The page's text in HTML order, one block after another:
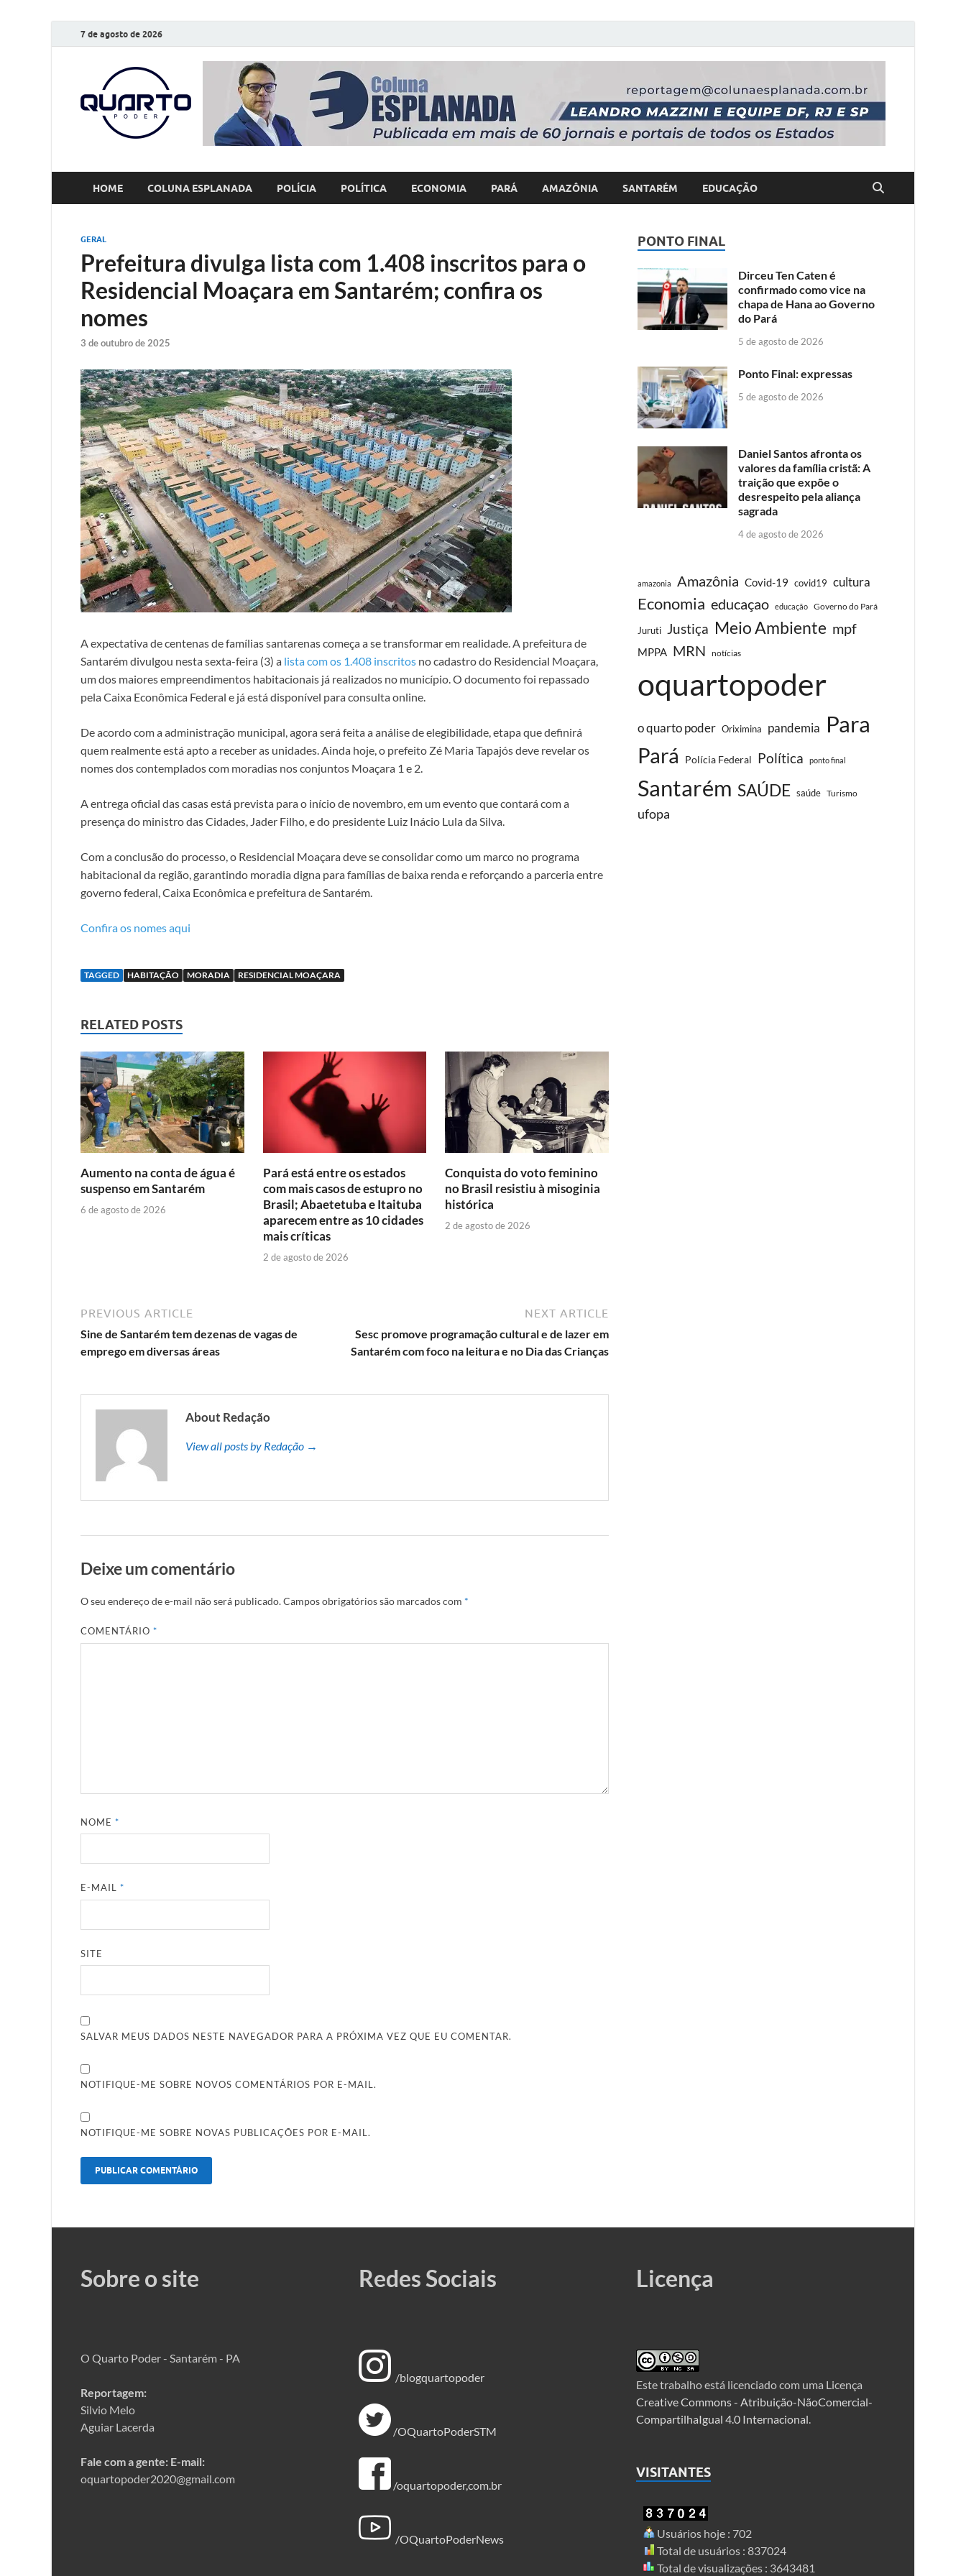
7 de agosto de 2026
O Quarto Poder
Notícias todos os dias
HOME COLUNA ESPLANADA POLÍCIA POLÍTICA ECONOMIA PARÁ AMAZÔNIA SANTARÉM EDUCAÇÃO
GERAL
Prefeitura divulga lista com 1.408 inscritos para o
Residencial Moaçara em Santarém; confira os
nomes
3 de outubro de 2025
A expectativa de centenas de famílias santarenas começa a se transformar em realidade. A prefeitura de
Santarém divulgou nesta sexta-feira (3) a lista com os 1.408 inscritos no cadastro do Residencial Moaçara,
um dos maiores empreendimentos habitacionais já realizados no município. O documento foi repassado
pela Caixa Econômica Federal e já está disponível para consulta online.
De acordo com a administração municipal, agora será feita a análise de elegibilidade, etapa que definirá
quem realmente está apto a receber as unidades. Ainda hoje, o prefeito Zé Maria Tapajós deve revelar os
nomes dos contemplados com moradias nos conjuntos Moaçara 1 e 2.
A entrega oficial das casas está prevista para o início de novembro, em um evento que contará com a
presença do ministro das Cidades, Jader Filho, e do presidente Luiz Inácio Lula da Silva.
Com a conclusão do processo, o Residencial Moaçara deve se consolidar como um marco no programa
habitacional da região, garantindo moradia digna para famílias de baixa renda e reforçando a parceria entre
governo federal, Caixa Econômica e prefeitura de Santarém.
Confira os nomes aqui
TAGGED HABITAÇÃO MORADIA RESIDENCIAL MOAÇARA
RELATED POSTS
Aumento na conta de água é
suspenso em Santarém
6 de agosto de 2026
Pará está entre os estados
com mais casos de estupro no
Brasil; Abaetetuba e Itaituba
aparecem entre as 10 cidades
mais críticas
2 de agosto de 2026
Conquista do voto feminino
no Brasil resistiu à misoginia
histórica
2 de agosto de 2026
PREVIOUS ARTICLE
Sine de Santarém tem dezenas de vagas de
emprego em diversas áreas
NEXT ARTICLE
Sesc promove programação cultural e de lazer em
Santarém com foco na leitura e no Dia das Crianças
About Redação
View all posts by Redação →
Deixe um comentário
O seu endereço de e-mail não será publicado.Campos obrigatórios são marcados com *
COMENTÁRIO*
NOME*
E-MAIL*
SITE
SALVAR MEUS DADOS NESTE NAVEGADOR PARA A PRÓXIMA VEZ QUE EU COMENTAR.
NOTIFIQUE-ME SOBRE NOVOS COMENTÁRIOS POR E-MAIL.
NOTIFIQUE-ME SOBRE NOVAS PUBLICAÇÕES POR E-MAIL.
PONTO FINAL
Dirceu Ten Caten é
confirmado como vice na
chapa de Hana ao Governo
do Pará
5 de agosto de 2026
Ponto Final: expressas
5 de agosto de 2026
Daniel Santos afronta os
valores da família cristã: A
traição que expõe o
desrespeito pela aliança
sagrada
4 de agosto de 2026
amazonia Amazônia Covid-19 covid19 cultura
Economia educaçao educação Governo do Pará
Juruti Justiça Meio Ambiente mpf
MPPA MRN notícias
oquartopoder
o quarto poder Oriximina pandemia Para
Pará Polícia Federal Política ponto final
Santarém SAÚDE saúde Turismo
ufopa
Sobre o site
O Quarto Poder - Santarém - PA
Reportagem:
Silvio Melo
Aguiar Lacerda
Fale com a gente: E-mail:
oquartopoder2020@gmail.com
Redes Sociais
/blogquartopoder
/OQuartoPoderSTM
/oquartopoder,com.br
/OQuartoPoderNews
Licença
Este trabalho está licenciado com uma Licença
Creative Commons - Atribuição-NãoComercial-
CompartilhaIgual 4.0 Internacional.
VISITANTES
Usuários hoje : 702
Total de usuários : 837024
Total de visualizações : 3643481